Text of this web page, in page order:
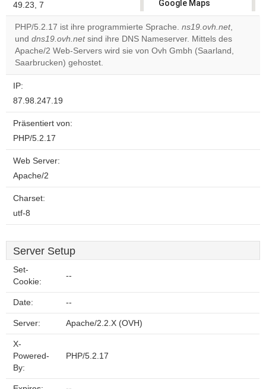
49.23, 7
Google Maps
correctly.
Do you
own this
OK
PHP/5.2.17 ist ihre programmierte Sprache. ns19.ovh.net,
und dns19.ovh.netsind ihre DNS Nameserver. Mittels des
Apache/2 Web-Servers wird sie von Ovh Gmbh (Saarland,
Saarbrucken) gehostet.
IP:
87.98.247.19
Präsentiert von:
PHP/5.2.17
Web Server:
Apache/2
Charset:
utf-8
Server Setup
Set-
Cookie:
--
Date: --
Server: Apache/2.2.X (OVH)
X-
Powered-
By:
PHP/5.2.17